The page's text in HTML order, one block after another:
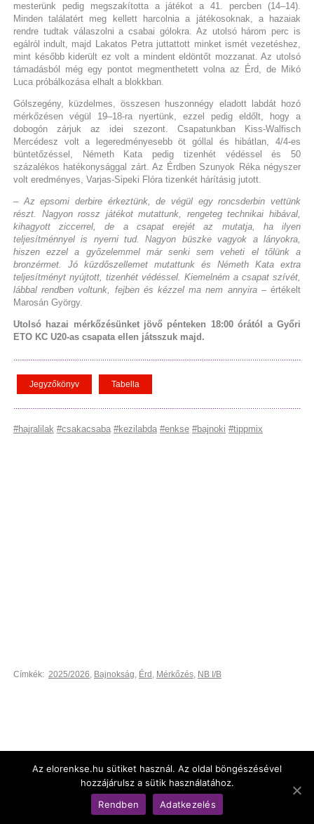
mesterünk pedig megszakította a játékot a 41. percben (14–14).
Minden találatért meg kellett harcolnia a játékosoknak, a hazaiak
rendre tudtak válaszolni a csabai gólokra. Az utolsó három perc is
egálról indult, majd Lakatos Petra juttattott minket ismét vezetéshez,
mint később kiderült ez volt a mindent eldöntőt mozzanat. Az utolsó
támadásból még egy pontot megmenthetett volna az Érd, de Mikó
Luca próbálkozása elhalt a blokkban.
Gólszegény, küzdelmes, összesen huszonnégy eladott labdát hozó
mérkőzésen végül 19–18-ra nyertünk, ezzel pedig eldőlt, hogy a
dobogón zárjuk az idei szezont. Csapatunkban Kiss-Walfisch
Mercédesz volt a legeredményesebb öt góllal és hibátlan, 4/4-es
büntetőzéssel, Németh Kata pedig tizenhét védéssel és 50
százalékos hatékonysággal zárt. Az Érdben Szunyok Réka négyszer
volt eredményes, Varjas-Sipeki Flóra tizenkét hárításig jutott.
– Az epsomi derbire érkeztünk, de végül egy roncsderbin vettünk
részt. Nagyon rossz játékot mutattunk, rengeteg technikai hibával,
kihagyott ziccerrel, de a csapat erejét az mutatja, ha ilyen
teljesítménnyel is nyerni tud. Nagyon büszke vagyok a lányokra,
hiszen ezzel a győzelemmel már senki sem veheti el tőlünk a
bronzérmet. Jó küzdőszellemet mutattunk és Németh Kata extra
teljesítményt nyújtott, tizenhét védéssel. Kiemelném a csapat szívét,
lábbal rendben voltunk, fejben és kézzel ma nem annyira– értékelt
Marosán György.
Utolsó hazai mérkőzésünket jövő pénteken 18:00 órától a Győri
ETO KC U20-as csapata ellen játsszuk majd.
Jegyzőkönyv Tabella
#hajralilak #csakacsaba #kezilabda #enkse #bajnoki #tippmix
Címkék: 2025/2026, Bajnokság, Érd , Mérkőzés, NB I/B
© Békéscsabai Előre Női Kézilabda Kft.
Az elorenkse.hu sütiket használ. Az oldal böngészésével
hozzájárulsz a sütik használatához.
Rendben
Adatkezelés